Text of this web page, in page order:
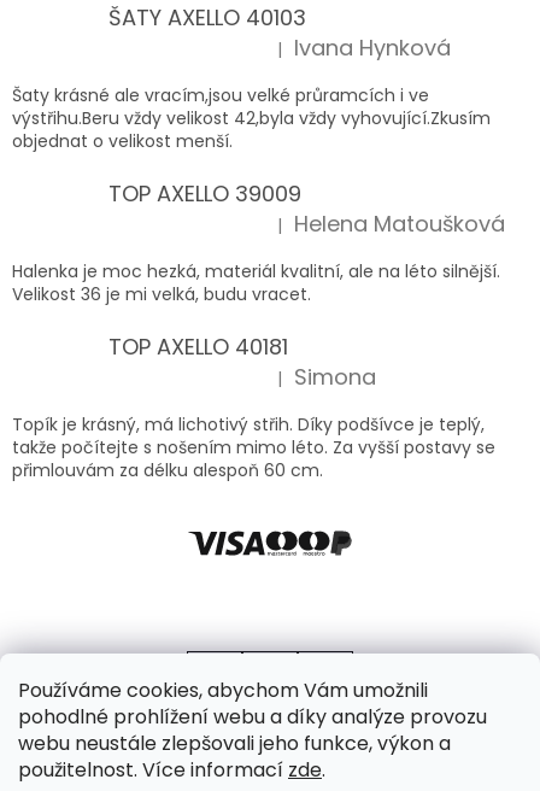
Používáme cookies, abychom Vám umožnili
pohodlné prohlížení webu a díky analýze provozu
webu neustále zlepšovali jeho funkce, výkon a
použitelnost. Více informací zde.
ŠATY AXELLO 40103
Hodnocení produktu je 5 z 5 hvězdiček.
| Ivana Hynková
Šaty krásné ale vracím,jsou velké průramcích i ve
výstřihu.Beru vždy velikost 42,byla vždy vyhovující.Zkusím
objednat o velikost menší.
TOP AXELLO 39009
Hodnocení produktu je 5 z 5 hvězdiček.
| Helena Matoušková
Halenka je moc hezká, materiál kvalitní, ale na léto silnější.
Velikost 36 je mi velká, budu vracet.
TOP AXELLO 40181
Hodnocení produktu je 5 z 5 hvězdiček.
| Simona
Topík je krásný, má lichotivý střih. Díky podšívce je teplý,
takže počítejte s nošením mimo léto. Za vyšší postavy se
přimlouvám za délku alespoň 60 cm.